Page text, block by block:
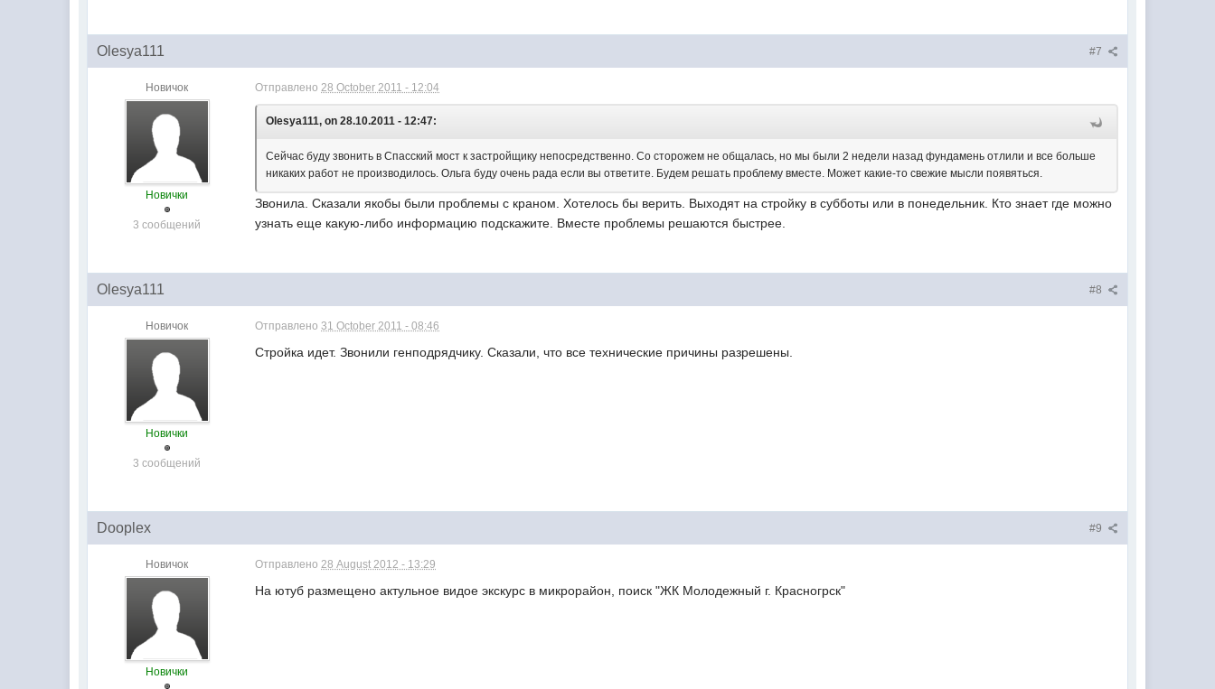
#7
Olesya111
Новичок
Новички
3 сообщений
Отправлено28 October 2011 - 12:04
Olesya111, on 28.10.2011 - 12:47:
Сейчас буду звонить в Спасский мост к застройщику непосредственно. Со сторожем не общалась, но мы были 2 недели назад фундамень отлили и все больше
никаких работ не производилось. Ольга буду очень рада если вы ответите. Будем решать проблему вместе. Может какие-то свежие мысли появяться.
Звонила. Сказали якобы были проблемы с краном. Хотелось бы верить. Выходят на стройку в субботы или в понедельник. Кто знает где можно
узнать еще какую-либо информацию подскажите. Вместе проблемы решаются быстрее.
#8
Olesya111
Новичок
Новички
3 сообщений
Отправлено31 October 2011 - 08:46
Стройка идет. Звонили генподрядчику. Сказали, что все технические причины разрешены.
#9
Dooplex
Новичок
Новички
Отправлено28 August 2012 - 13:29
На ютуб размещено актульное видое экскурс в микрорайон, поиск "ЖК Молодежный г. Красногрск"